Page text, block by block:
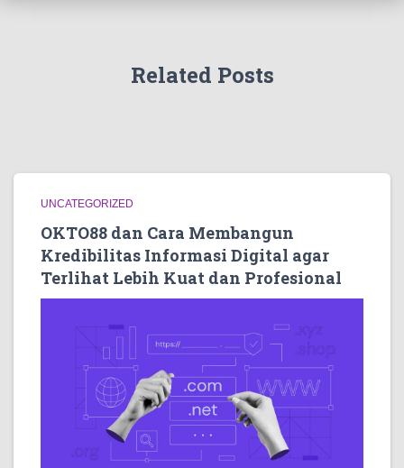
Related Posts
UNCATEGORIZED
OKTO88 dan Cara Membangun
Kredibilitas Informasi Digital agar
Terlihat Lebih Kuat dan Profesional